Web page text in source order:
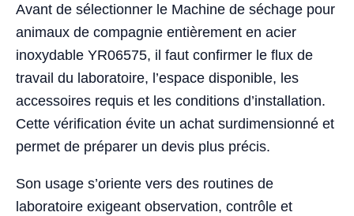
Avant de sélectionner le Machine de séchage pour
animaux de compagnie entièrement en acier
inoxydable YR06575, il faut confirmer le flux de
travail du laboratoire, l’espace disponible, les
accessoires requis et les conditions d’installation.
Cette vérification évite un achat surdimensionné et
permet de préparer un devis plus précis.
Son usage s’oriente vers des routines de
laboratoire exigeant observation, contrôle et